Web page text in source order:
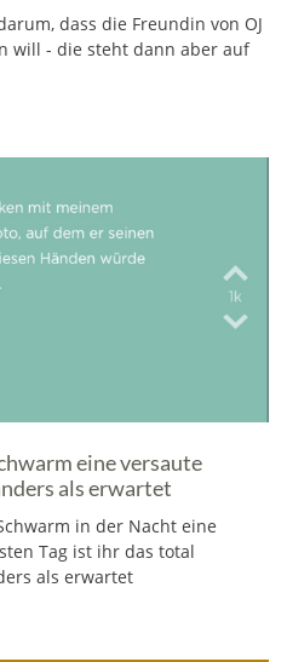
dass die Freundin von OJ
will - die steht dann aber auf
eine versaute
als erwartet
in der Nacht eine
Tag ist ihr das total
als erwartet